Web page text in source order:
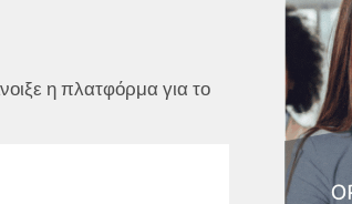
η πλατφόρμα για το